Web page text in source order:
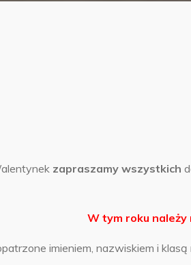
zapraszamy wszystkich
W tym roku należy
imieniem, nazwiskiem i